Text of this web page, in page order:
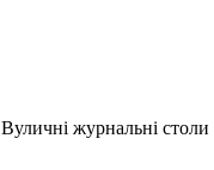
Вуличні журнальні столи